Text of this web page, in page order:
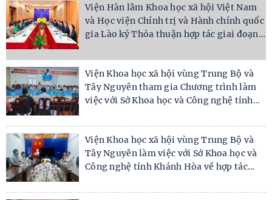
Viện Hàn lâm Khoa học xã hội Việt Nam
và Học viện Chính trị và Hành chính quốc
gia Lào ký Thỏa thuận hợp tác giai đoạn…
Viện Khoa học xã hội vùng Trung Bộ và
Tây Nguyên tham gia Chương trình làm
việc với Sở Khoa học và Công nghệ tỉnh…
Viện Khoa học xã hội vùng Trung Bộ và
Tây Nguyên làm việc với Sở Khoa học và
Công nghệ tỉnh Khánh Hòa về hợp tác…